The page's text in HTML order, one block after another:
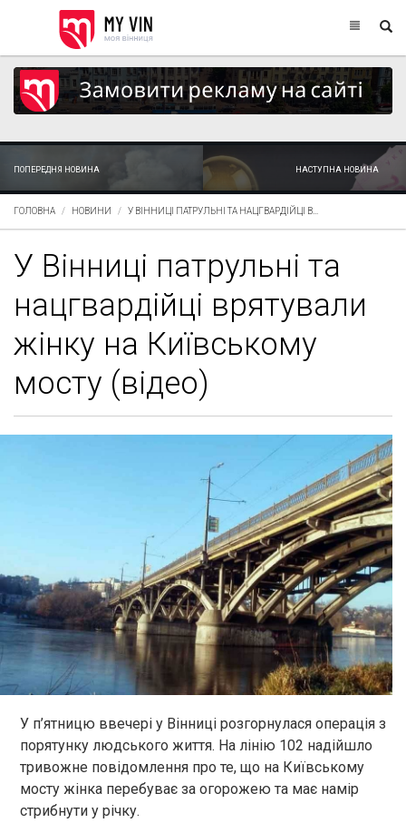
ПОПЕРЕДНЯ НОВИНА НАСТУПНА НОВИНА
ГОЛОВНА НОВИНИ У ВІННИЦІ ПАТРУЛЬНІ ТА НАЦГВАРДІЙЦІ В...
У Вінниці патрульні та
нацгвардійці врятували
жінку на Київському
мосту (відео)
У п’ятницю ввечері у Вінниці розгорнулася операція з
порятунку людського життя. На лінію 102 надійшло
тривожне повідомлення про те, що на Київському
мосту жінка перебуває за огорожею та має намір
стрибнути у річку.